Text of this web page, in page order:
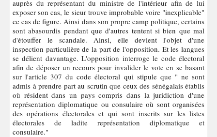
auprès du représentant du ministre de l'intérieur afin de lui
exposer son cas, le sieur trouve improbable voire "inexplicable"
ce cas de figure. Ainsi dans son propre camp politique, certains
sont abasourdis pendant que d'autres tentent si bien que mal
d'étouffer le scandale. Ainsi, elle devient l'objet d'une
inspection particulière de la part de l'opposition. Et les langues
se délient davantage. L'opposition interroge le code électoral
afin de déposer un recours pour invalider le vote en se basant
sur l'article 307 du code électoral qui stipule que " ne sont
admis à prendre part au scrutin que ceux des sénégalais établis
où résident dans un pays compris dans la juridiction d'une
représentation diplomatique ou consulaire où sont organisées
des opérations électorales et qui sont inscrits sur les listes
électorales de ladite représentation diplomatique et
consulaire."